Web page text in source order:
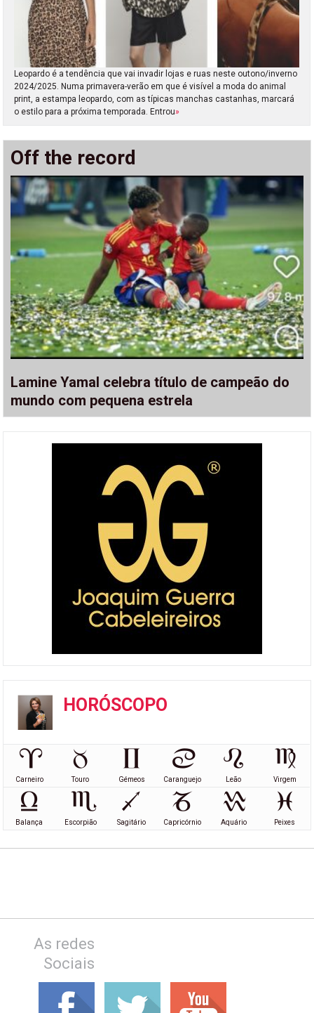
Leopardo é a tendência que vai invadir lojas e ruas neste outono/inverno
2024/2025. Numa primavera-verão em que é visível a moda do animal
print, a estampa leopardo, com as típicas manchas castanhas, marcará
o estilo para a próxima temporada. Entrou»
Off the record
Lamine Yamal celebra título de campeão do
mundo com pequena estrela
HORÓSCOPO
Carneiro Touro Gémeos Caranguejo Leão Virgem
Balança Escorpião Sagitário Capricórnio Aquário Peixes
As redes
Sociais